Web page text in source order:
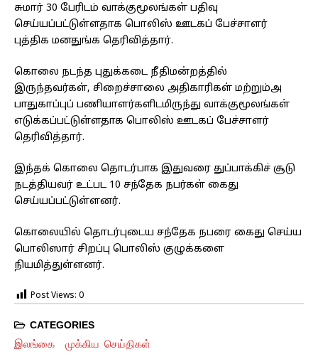
சுமார் 30 பேரிடம் வாக்குமூலங்கள் பதிவு
செய்யப்பட்டுள்ளதாக பொலிஸ் ஊடகப் பேச்சாளர்
புத்திக மனதுங்க தெரிவித்தார்.
கொலை நடந்த புதுக்கடை நீதிமன்றத்தில்
இருந்தவர்கள், சிறைச்சாலை அதிகாரிகள் மற்றும்அ
பாதுகாப்புப் பணியாளர்களிடமிருந்து வாக்குமூலங்கள்
எடுக்கப்பட்டுள்ளதாக பொலிஸ் ஊடகப் பேச்சாளர்
தெரிவித்தார்.
இந்தக் கொலை தொடர்பாக இதுவரை துப்பாக்கிச் சூடு
நடத்தியவர் உட்பட 10 சந்தேக நபர்கள் கைது
செய்யப்பட்டுள்ளனர்.
கொலையில் தொடர்புடைய சந்தேக நபரை கைது செய்ய
பொலிஸார் சிறப்பு பொலிஸ் குழுக்களை
நியமித்துள்ளனர்.
Post Views: 0
CATEGORIES
இலங்கை முக்கிய செய்திகள்